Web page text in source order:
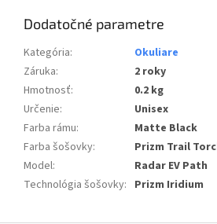
Dodatočné parametre
Kategória:
Okuliare
Záruka:
2 roky
Hmotnosť:
0.2 kg
Určenie:
Unisex
Farba rámu:
Matte Black
Farba šošovky:
Prizm Trail
Model:
Radar EV Path
Technológia šošovky: Prizm Iridium